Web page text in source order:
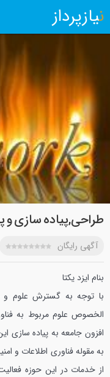
نیازپرداز
طراحی,پیاده سازی و
آگهی رایگان
بنام ایزد یکتا
با توجه به گسترش علوم
الخصوص علوم مربوط به
افزون جامعه به پیاده
به مقوله فناوری اطلاعات و
از خدمات در این حوزه